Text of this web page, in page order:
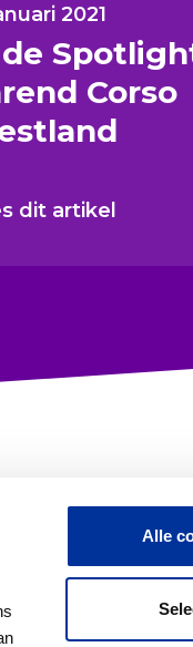
Alle
2021
Corso
dit artikel